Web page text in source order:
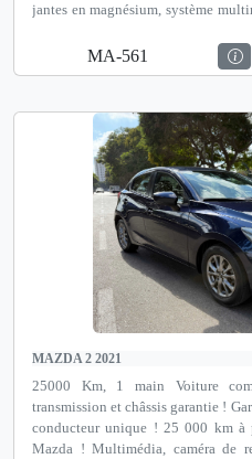
jantes en magnésium, système
disponibles ! Notre adresse est
de véhicules avant achat agréé
MA-561
MAZDA 2 2021
25000 Km, 1 main Voiture
transmission et châssis garantie !
conducteur unique ! 25 000 km à
Mazda ! Multimédia, caméra de